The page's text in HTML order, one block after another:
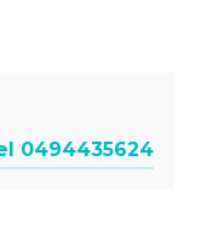
0494435624